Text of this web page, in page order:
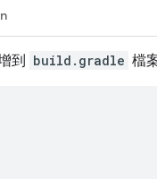
到 build.gradle 檔